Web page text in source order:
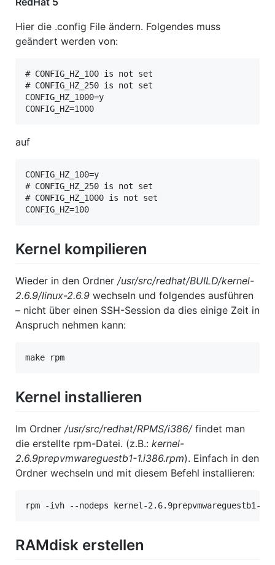
Hier die .config File ändern. Folgendes muss
geändert werden von:
# CONFIG_HZ_100 is not set
# CONFIG_HZ_250 is not set
CONFIG_HZ_1000=y
CONFIG_HZ=1000
auf
CONFIG_HZ_100=y
# CONFIG_HZ_250 is not set
# CONFIG_HZ_1000 is not set
CONFIG_HZ=100
Kernel kompilieren
Wieder in den Ordner /usr/src/redhat/BUILD/kernel-
2.6.9/linux-2.6.9 wechseln und folgendes ausführen
– nicht über einen SSH-Session da dies einige Zeit in
Anspruch nehmen kann:
make rpm
Kernel installieren
Im Ordner /usr/src/redhat/RPMS/i386/findet man
die erstellte rpm-Datei. (z.B.: kernel-
2.6.9prepvmwareguestb1-1.i386.rpm). Einfach in den
Ordner wechseln und mit diesem Befehl installieren:
rpm -ivh --nodeps kernel-2.6.9prepvmwareguestb1-
RAMdisk erstellen